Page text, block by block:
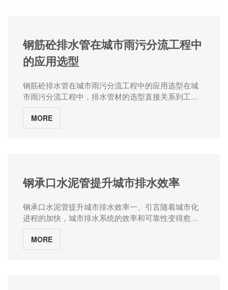
方和生产要求进行调整，以确保混合均匀。 3.模具
制作：选择合适尺寸和形状的模具，并按照设计要求
进行制作。模具通常采用钢制或玻璃纤维增强塑料制
成，具有耐用、易于脱模等特点。 4.浇注成型：将
混合好的混凝土倒入模具中，通过震动或振动等方式
排除气泡并使混凝土紧密填充模具。同时，使用压力
和振动可以提高混凝土的密实度和均匀性。 5.养护
和固化：混凝土倒入模具后，需要进行一定时间的养
护和固化。养护通常包括湿养护和保持适当的温度，
进行检验和测试，包括尺寸、强度和抗压等性能指标
制，并确保产品符合相关标准和要求。 总的来
说，混凝土水泥管的制造过程需要严格遵循相关技术
要求和标准，以确保产品的质量和可靠性。在实际生
产中，还需要根据不同的工程需求和使用环境对混凝
土水泥管的材料配比和生产工艺进行调整和优化。
钢筋砼排水管在城市雨污分流工程中
的应用选型
钢筋砼排水管在城市雨污分流工程中的应用选型在城
市雨污分流工程中，排水管材的选型直接关系到工程
的质量、耐久性与综合效益。钢筋混凝土排水管作为
传统且广泛应用的管材，在雨污分流这一系统性工程
中，其选型需综合考虑管道性能、工程条件、施工工
口形式、不同基础类型的多样化选择，掌握钢筋砼排
水管的选型要点至关重要。01 管材类型与接口形式钢
承插口管。管口形式的不同，决定了接口方法及其性
能特点的差异。平口管和企口管常见于雨水工程，而
承插口管由于其优异的密封性能，多在污水工程中采
用。管道接口一般分为柔性接口、刚性接口和半柔性
接口三种。柔性接口，特别是橡胶圈密封的承插式接
MORE
钢承口水泥管提升城市排水效率
钢承口水泥管提升城市排水效率一、引言随着城市化
进程的加快，城市排水系统的效率和可靠性变得愈发
重要。城市排水系统不仅关系到城市的正常运行，还
直接影响到居民的生活质量和城市的生态环境。钢承
口水泥管作为一种新型的管道材料，因其优良的性能
MORE